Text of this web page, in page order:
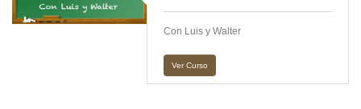
Con Luis y Walter
Ver Curso